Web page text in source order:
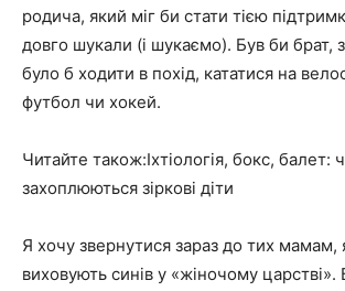
родича, який міг би стати тією
довго шукали (і шукаємо). Був би
було б ходити в похід, кататися на
футбол чи хокей.
Читайте також:Іхтіологія, бокс, балет:
захоплюються зіркові діти
Я хочу звернутися зараз до тих мамам,
виховують синів у «жіночому царстві».